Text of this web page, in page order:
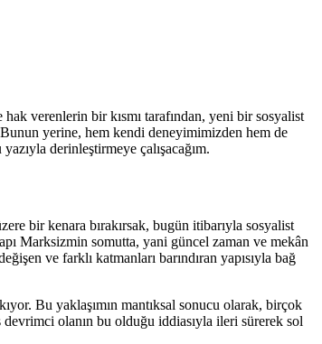
verenlerin bir kısmı tarafından, yeni bir sosyalist
yerine, hem kendi deneyimimizden hem de
derinleştirmeye çalışacağım.
bir kenara bırakırsak, bugün itibarıyla sosyalist
Marksizmin somutta, yani güncel zaman ve mekân
ve farklı katmanları barındıran yapısıyla bağ
Bu yaklaşımın mantıksal sonucu olarak, birçok
olanın bu olduğu iddiasıyla ileri sürerek sol